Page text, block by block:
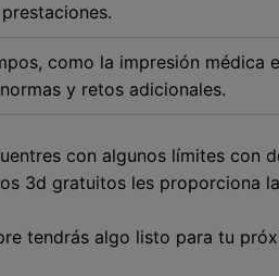
como la impresión médica
y retos adicionales.
con algunos límites con
3d gratuitos les proporciona
tendrás algo listo para tu